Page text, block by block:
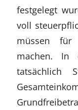
festgelegt
voll
müssen für
machen. In
tatsächlich